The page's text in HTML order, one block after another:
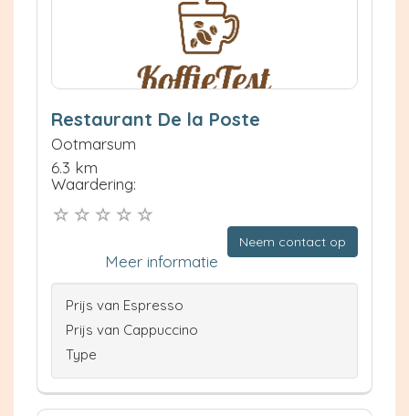
Restaurant De la Poste
Ootmarsum
6.3 km
Waardering:
Neem contact op
Meer informatie
Prijs van Espresso
Prijs van Cappuccino
Type